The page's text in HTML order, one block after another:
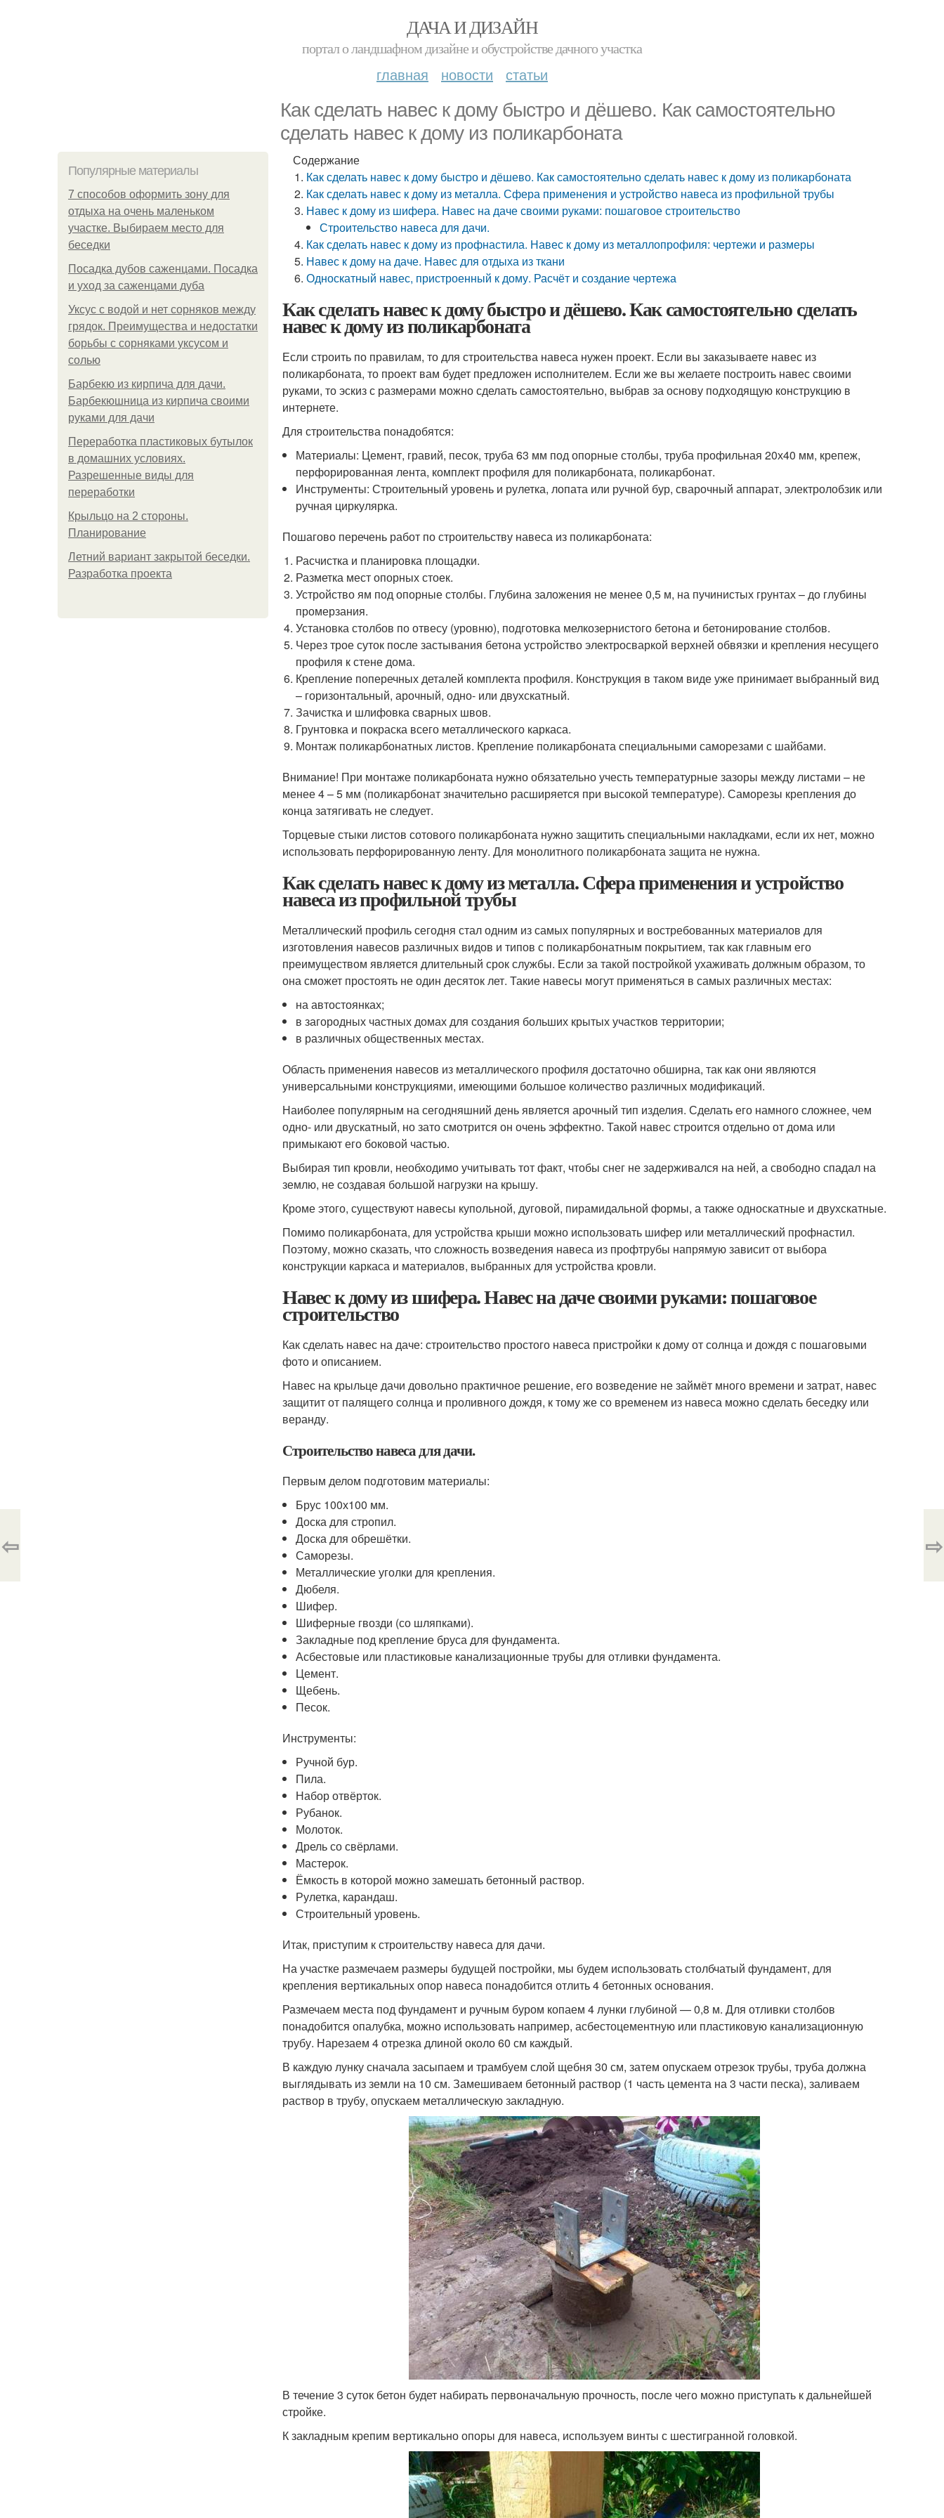
ДАЧА И ДИЗАЙН
портал о ландшафном дизайне и обустройстве дачного участка
главная новости статьи
Как сделать навес к дому быстро и дёшево. Как самостоятельно
сделать навес к дому из поликарбоната
Популярные материалы
7 способов оформить зону для
отдыха на очень маленьком
участке. Выбираем место для
беседки
Посадка дубов саженцами. Посадка
и уход за саженцами дуба
Уксус с водой и нет сорняков между
грядок. Преимущества и недостатки
борьбы с сорняками уксусом и
солью
Барбекю из кирпича для дачи.
Барбекюшница из кирпича своими
руками для дачи
Переработка пластиковых бутылок
в домашних условиях.
Разрешенные виды для
переработки
Крыльцо на 2 стороны.
Планирование
Летний вариант закрытой беседки.
Разработка проекта
Содержание
Как сделать навес к дому быстро и дёшево. Как самостоятельно сделать навес к дому из поликарбоната
Как сделать навес к дому из металла. Сфера применения и устройство навеса из профильной трубы
Навес к дому из шифера. Навес на даче своими руками: пошаговое строительство
Строительство навеса для дачи.
Как сделать навес к дому из профнастила. Навес к дому из металлопрофиля: чертежи и размеры
Навес к дому на даче. Навес для отдыха из ткани
Односкатный навес, пристроенный к дому. Расчёт и создание чертежа
Как сделать навес к дому быстро и дёшево. Как самостоятельно сделать
навес к дому из поликарбоната
Если строить по правилам, то для строительства навеса нужен проект. Если вы заказываете навес из
поликарбоната, то проект вам будет предложен исполнителем. Если же вы желаете построить навес своими
руками, то эскиз с размерами можно сделать самостоятельно, выбрав за основу подходящую конструкцию в
интернете.
Для строительства понадобятся:
Материалы: Цемент, гравий, песок, труба 63 мм под опорные столбы, труба профильная 20х40 мм, крепеж,
перфорированная лента, комплект профиля для поликарбоната, поликарбонат.
Инструменты: Строительный уровень и рулетка, лопата или ручной бур, сварочный аппарат, электролобзик или
ручная циркулярка.
Пошагово перечень работ по строительству навеса из поликарбоната:
Расчистка и планировка площадки.
Разметка мест опорных стоек.
Устройство ям под опорные столбы. Глубина заложения не менее 0,5 м, на пучинистых грунтах – до глубины
промерзания.
Установка столбов по отвесу (уровню), подготовка мелкозернистого бетона и бетонирование столбов.
Через трое суток после застывания бетона устройство электросваркой верхней обвязки и крепления несущего
профиля к стене дома.
Крепление поперечных деталей комплекта профиля. Конструкция в таком виде уже принимает выбранный вид
– горизонтальный, арочный, одно- или двухскатный.
Зачистка и шлифовка сварных швов.
Грунтовка и покраска всего металлического каркаса.
Монтаж поликарбонатных листов. Крепление поликарбоната специальными саморезами с шайбами.
Внимание! При монтаже поликарбоната нужно обязательно учесть температурные зазоры между листами – не
менее 4 – 5 мм (поликарбонат значительно расширяется при высокой температуре). Саморезы крепления до
конца затягивать не следует.
Торцевые стыки листов сотового поликарбоната нужно защитить специальными накладками, если их нет, можно
использовать перфорированную ленту. Для монолитного поликарбоната защита не нужна.
Как сделать навес к дому из металла. Сфера применения и устройство
навеса из профильной трубы
Металлический профиль сегодня стал одним из самых популярных и востребованных материалов для
изготовления навесов различных видов и типов с поликарбонатным покрытием, так как главным его
преимуществом является длительный срок службы. Если за такой постройкой ухаживать должным образом, то
она сможет простоять не один десяток лет. Такие навесы могут применяться в самых различных местах:
на автостоянках;
в загородных частных домах для создания больших крытых участков территории;
в различных общественных местах.
Область применения навесов из металлического профиля достаточно обширна, так как они являются
универсальными конструкциями, имеющими большое количество различных модификаций.
Наиболее популярным на сегодняшний день является арочный тип изделия. Сделать его намного сложнее, чем
одно- или двускатный, но зато смотрится он очень эффектно. Такой навес строится отдельно от дома или
примыкают его боковой частью.
Выбирая тип кровли, необходимо учитывать тот факт, чтобы снег не задерживался на ней, а свободно спадал на
землю, не создавая большой нагрузки на крышу.
Кроме этого, существуют навесы купольной, дуговой, пирамидальной формы, а также односкатные и двухскатные.
Помимо поликарбоната, для устройства крыши можно использовать шифер или металлический профнастил.
Поэтому, можно сказать, что сложность возведения навеса из профтрубы напрямую зависит от выбора
конструкции каркаса и материалов, выбранных для устройства кровли.
Навес к дому из шифера. Навес на даче своими руками: пошаговое
строительство
Как сделать навес на даче: строительство простого навеса пристройки к дому от солнца и дождя с пошаговыми
фото и описанием.
Навес на крыльце дачи довольно практичное решение, его возведение не займёт много времени и затрат, навес
защитит от палящего солнца и проливного дождя, к тому же со временем из навеса можно сделать беседку или
веранду.
Строительство навеса для дачи.
Первым делом подготовим материалы:
Брус 100х100 мм.
Доска для стропил.
Доска для обрешётки.
Саморезы.
Металлические уголки для крепления.
Дюбеля.
Шифер.
Шиферные гвозди (со шляпками).
Закладные под крепление бруса для фундамента.
Асбестовые или пластиковые канализационные трубы для отливки фундамента.
Цемент.
Щебень.
Песок.
Инструменты:
Ручной бур.
Пила.
Набор отвёрток.
Рубанок.
Молоток.
Дрель со свёрлами.
Мастерок.
Ёмкость в которой можно замешать бетонный раствор.
Рулетка, карандаш.
Строительный уровень.
Итак, приступим к строительству навеса для дачи.
На участке размечаем размеры будущей постройки, мы будем использовать столбчатый фундамент, для
крепления вертикальных опор навеса понадобится отлить 4 бетонных основания.
Размечаем места под фундамент и ручным буром копаем 4 лунки глубиной — 0,8 м. Для отливки столбов
понадобится опалубка, можно использовать например, асбестоцементную или пластиковую канализационную
трубу. Нарезаем 4 отрезка длиной около 60 см каждый.
В каждую лунку сначала засыпаем и трамбуем слой щебня 30 см, затем опускаем отрезок трубы, труба должна
выглядывать из земли на 10 см. Замешиваем бетонный раствор (1 часть цемента на 3 части песка), заливаем
раствор в трубу, опускаем металлическую закладную.
В течение 3 суток бетон будет набирать первоначальную прочность, после чего можно приступать к дальнейшей
стройке.
К закладным крепим вертикально опоры для навеса, используем винты с шестигранной головкой.
⇦ ⇨